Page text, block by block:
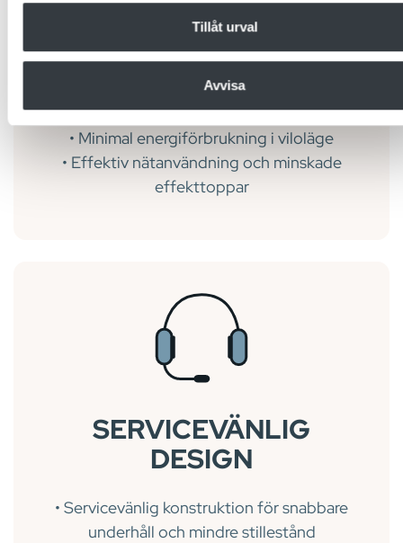
när du har använt deras tjänster.
Tillåt urval
Avvisa
LÄGRE
ENERGIKOSTNADER
• Lägre energiförluster och minskade
driftkostnader
• Minimal energiförbrukning i viloläge
• Effektiv nätanvändning och minskade
effekttoppar
SERVICEVÄNLIG
DESIGN
• Servicevänlig konstruktion för snabbare
underhåll och mindre stillestånd